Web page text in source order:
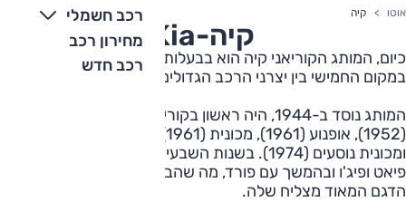
רכב חשמלי
מחירון רכב
רכב חדש
אוטו קיה
קיה-
Kia
כיום, המותג הקוריאני קיה הוא בבעלות יונדאי, ויחד אתו הוא
במקום החמישי בין יצרני הרכב הגדולים בעולם.
המותג נוסד ב-1944, היה ראשון בקוריאה לייצר אופניים
ומכונית נוסעים (1974). בשנות השבעים יצרה קיה קשר עם
פיאט ופיג'ו ובהמשך עם פורד, מה שהביא לייצורה של הפרייד,
הדגם המאוד מצליח שלה.